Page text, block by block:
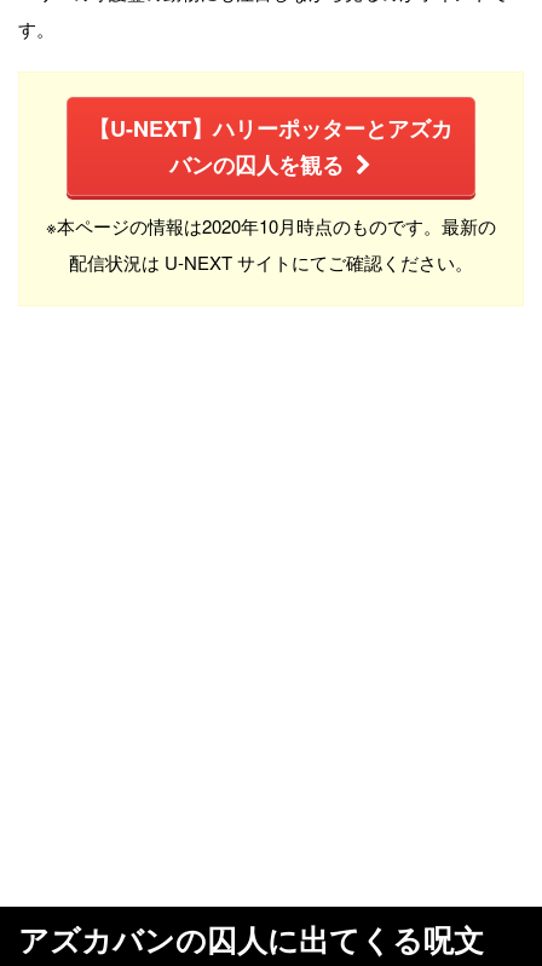
す。
【U-NEXT】ハリーポッターとアズカ
バンの囚人を観る
※本ページの情報は2020年10月時点のものです。最新の
配信状況は U-NEXT サイトにてご確認ください。
アズカバンの囚人に出てくる呪文